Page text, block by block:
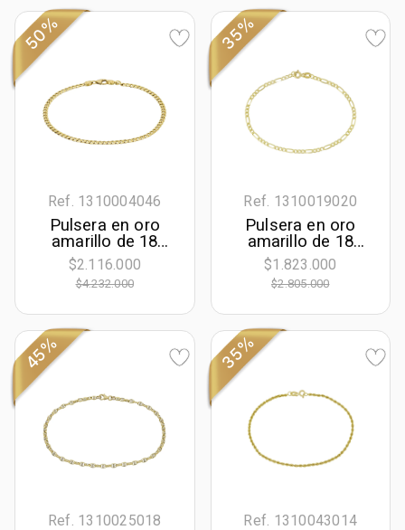
50%
Ref. 1310004046
Pulsera en oro
amarillo de 18
Kilates, 21 cm. de
largo, 3 mm. de
ancho
$2.116.000
$4.232.000
35%
Ref. 1310019020
Pulsera en oro
amarillo de 18
Kilates, 19 cm. de
largo, 2.50 mm. de
ancho
$1.823.000
$2.805.000
45%
Ref. 1310025018
35%
Ref. 1310043014